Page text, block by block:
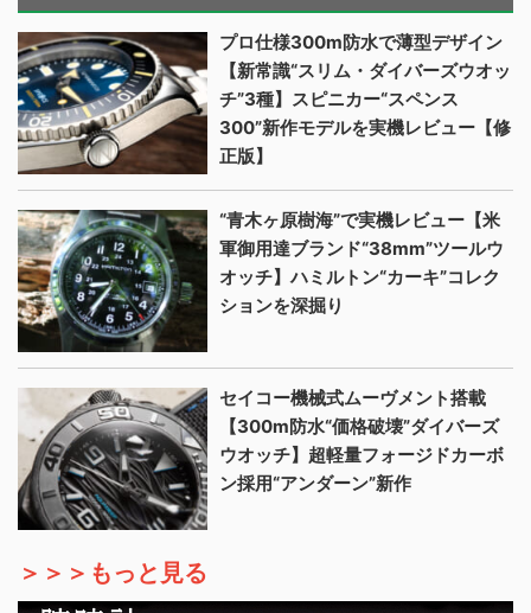
プロ仕様300m防水で薄型デザイン
【新常識“スリム・ダイバーズウオッ
チ”3種】スピニカー“スペンス
300”新作モデルを実機レビュー【修
正版】
“青木ヶ原樹海”で実機レビュー【米
軍御用達ブランド“38mm”ツールウ
オッチ】ハミルトン“カーキ”コレク
ションを深掘り
セイコー機械式ムーヴメント搭載
【300m防水“価格破壊”ダイバーズ
ウオッチ】超軽量フォージドカーボ
ン採用“アンダーン”新作
＞＞＞もっと見る